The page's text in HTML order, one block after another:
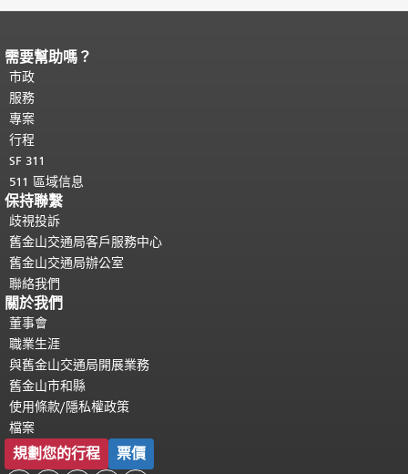
頁面內容結束。
都會重複顯示。
需要幫助嗎？
市政
服務
專案
行程
SF 311
511 區域信息
保持聯繫
歧視投訴
舊金山交通局客戶服務中心
舊金山交通局辦公室
聯絡我們
關於我們
董事會
職業生涯
與舊金山交通局開展業務
舊金山市和縣
使用條款/隱私權政策
檔案
規劃您的行程 票價